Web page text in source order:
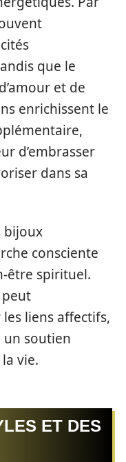
que le
et de
enrichissent le
d’embrasser
dans sa
bijoux
consciente
être spirituel.
liens affectifs,
soutien
vie.
ET DES